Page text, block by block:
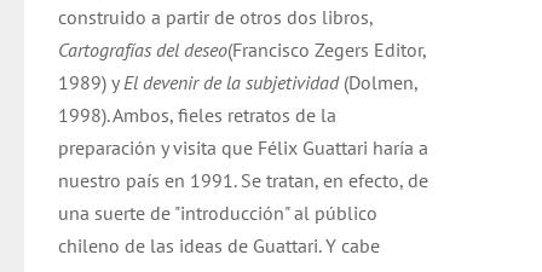
construido a partir de otros dos libros,
Cartografías del deseo(Francisco Zegers Editor,
1989) yEl devenir de la subjetividad(Dolmen,
1998). Ambos, fieles retratos de la
preparación y visita que Félix Guattari haría a
nuestro país en 1991. Se tratan, en efecto, de
una suerte de "introducción" al público
chileno de las ideas de Guattari. Y cabe